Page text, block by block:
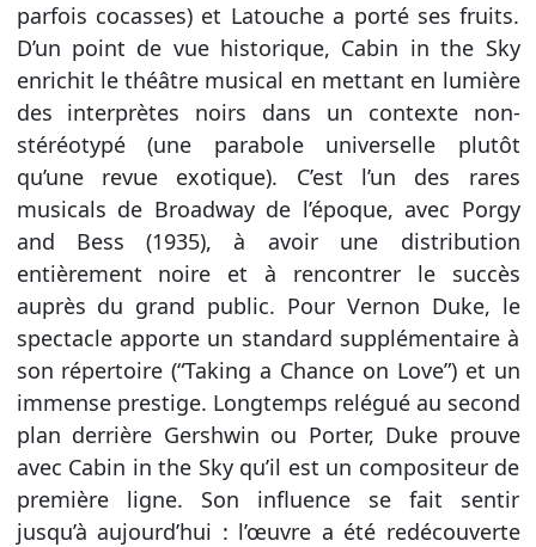
parfois cocasses) et Latouche a porté ses fruits.
D’un point de vue historique, Cabin in the Sky
enrichit le théâtre musical en mettant en lumière
des interprètes noirs dans un contexte non-
stéréotypé (une parabole universelle plutôt
qu’une revue exotique). C’est l’un des rares
musicals de Broadway de l’époque, avec Porgy
and Bess (1935), à avoir une distribution
entièrement noire et à rencontrer le succès
auprès du grand public. Pour Vernon Duke, le
spectacle apporte un standard supplémentaire à
son répertoire (“Taking a Chance on Love”) et un
immense prestige. Longtemps relégué au second
plan derrière Gershwin ou Porter, Duke prouve
avec Cabin in the Sky qu’il est un compositeur de
première ligne. Son influence se fait sentir
jusqu’à aujourd’hui : l’œuvre a été redécouverte